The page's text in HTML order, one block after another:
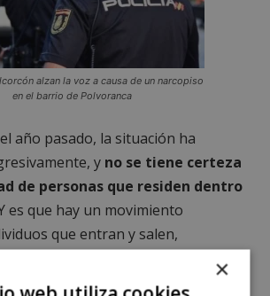
alzan la voz a causa de un narcopiso
en el barrio de Polvoranca
año pasado, la situación ha
y no se tiene certeza
de personas que residen dentro
es que hay un movimiento
que entran y salen,
la noche.
×